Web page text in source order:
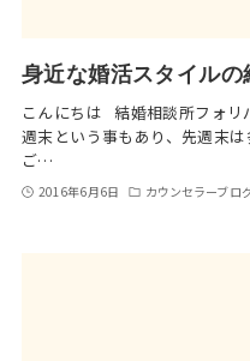
身近な婚活スタイル
こんにちは 結婚相談所フォ
週末という事もあり、先週末
ご…
2016年6月6日 カウンセラーブロ